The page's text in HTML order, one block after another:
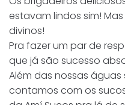
estavam lindos sim!
divinos!
Pra fazer um par de
que já são sucesso
Além das nossas
contamos com os